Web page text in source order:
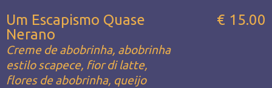
Um Escapismo Quase
Nerano
Creme de abobrinha, abobrinha
estilo scapece, fior di latte,
flores de abobrinha, queijo
€ 15.00